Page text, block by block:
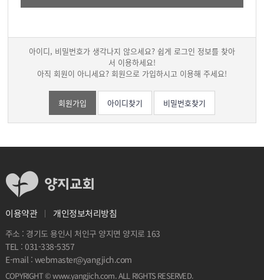
아이디, 비밀번호가 생각나지 않으세요? 쉽게 로그인 정보를 찾아
서 이용하세요!
아직 회원이 아니세요? 회원으로 가입하시고 이용해 주세요!
회원가입 아이디찾기 비밀번호찾기
이용약관 개인정보처리방침
주소 : 경기도 용인시 처인구 양지면 양지로 163
TEL :031-338-5357
E-mail :webmaster@yangjich.com
COPYRIGHT ©www.yangjich.com. ALL RIGHTS RESERVED.